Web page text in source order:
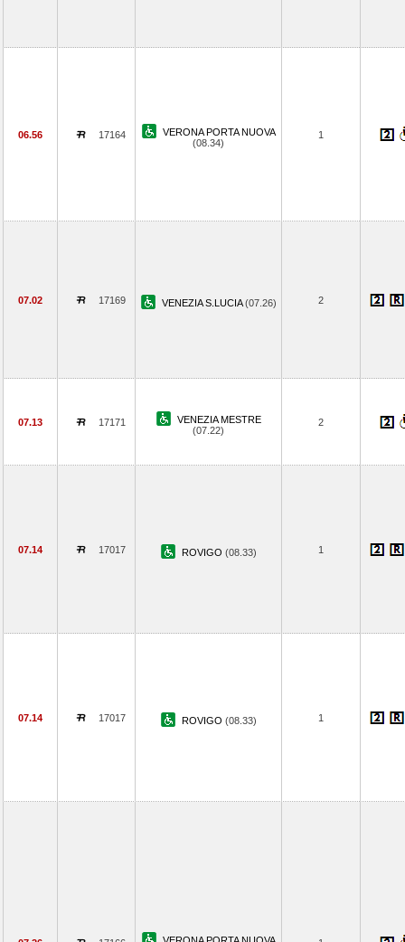
06.56 17164
VERONA PORTA NUOVA
(08.34)
1
07.02 17169 VENEZIA S.LUCIA(07.26) 2
07.13 17171
VENEZIA MESTRE
(07.22)
2
07.14 17017 ROVIGO (08.33) 1
07.14 17017 ROVIGO (08.33) 1